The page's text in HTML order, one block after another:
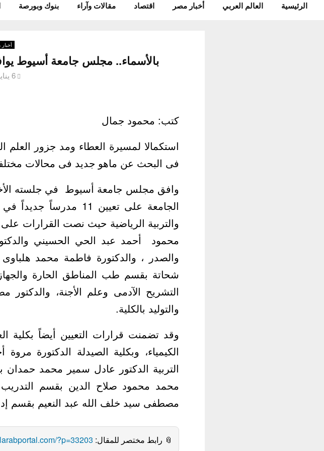
الرئيسية العالم العربي أخبار مصر اقتصاد مقالات وآراء بنوك وبورصة
بالأسماء.. مجلس جامعة أسيوط يوافق على تعيين 11
6 يناير، 2020
كتب: محمود جمال
استكمالا لمسيرة العطاء ومد جزور العلم
فى البحث عن ماهو جديد فى محالات
وافق مجلس جامعة أسيوط في جلسته
الجامعة على تعيين 11
محمود أحمد عبد الحي الحسيني
والصدر ، والدكتورة فاطمة محمد هلباوى
شحاتة بقسم طب المناطق الحارة
التشريح الآدمى وعلم الأجنة،
والتوليد بالكلية.
وقد تضمنت قرارات التعيين أيضاً بكلية
الكيمياء، وبكلية الصيدلة الدكتورة
التربية الدكتور عادل سمير محمد حمدان
محمد محمود صلاح الدين بقسم التدريب
مصطفى سيد خلف الله عبد النعيم بقسم
📎 رابط مختصر للمقال: ?p=33203